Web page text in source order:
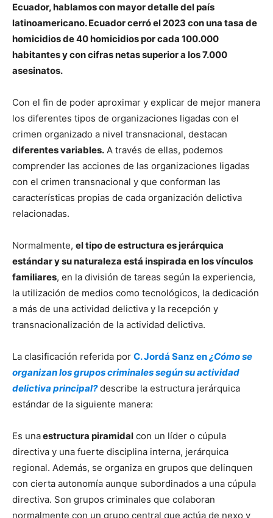
Ecuador, hablamos con mayor detalle del país
latinoamericano. Ecuador cerró el 2023 con una tasa de
homicidios de 40 homicidios por cada 100.000
habitantes y con cifras netas superior a los 7.000
asesinatos.
Con el fin de poder aproximar y explicar de mejor manera
los diferentes tipos de organizaciones ligadas con el
crimen organizado a nivel transnacional, destacan
diferentes variables. A través de ellas, podemos
comprender las acciones de las organizaciones ligadas
con el crimen transnacional y que conforman las
características propias de cada organización delictiva
relacionadas.
Normalmente, el tipo de estructura es jerárquica
estándar y su naturaleza está inspirada en los vínculos
familiares, en la división de tareas según la experiencia,
la utilización de medios como tecnológicos, la dedicación
a más de una actividad delictiva y la recepción y
transnacionalización de la actividad delictiva.
La clasificación referida por C. Jordá Sanz en¿Cómo se
organizan los grupos criminales según su actividad
delictiva principal?describe la estructura jerárquica
estándar de la siguiente manera:
Es unaestructura piramidal con un líder o cúpula
directiva y una fuerte disciplina interna, jerárquica
regional. Además, se organiza en grupos que delinquen
con cierta autonomía aunque subordinados a una cúpula
directiva. Son grupos criminales que colaboran
normalmente con un grupo central que actúa de nexo y